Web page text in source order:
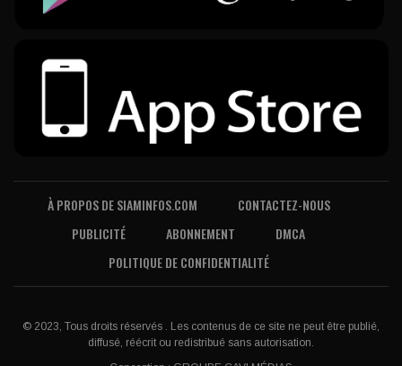
À PROPOS DE SIAMINFOS.COM
CONTACTEZ-NOUS
PUBLICITÉ
ABONNEMENT
DMCA
POLITIQUE DE CONFIDENTIALITÉ
© 2023, Tous droits réservés . Les contenus de ce site ne peut être publié,
diffusé, réécrit ou redistribué sans autorisation.